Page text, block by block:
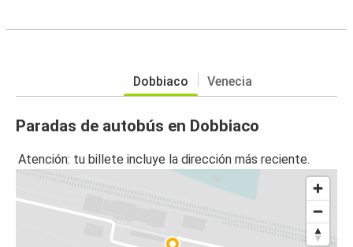
Dobbiaco Venecia
Paradas de autobús en Dobbiaco
Atención: tu billete incluye la dirección más reciente.